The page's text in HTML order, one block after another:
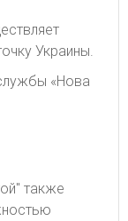
Украины.
«Нова
также